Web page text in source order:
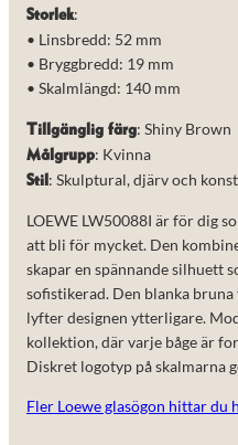
Storlek:
• Linsbredd: 52 mm
• Bryggbredd: 19 mm
• Skalmlängd: 140 mm
Tillgänglig färg: Shiny Brown
Målgrupp: Kvinna
Stil : Skulptural, djärv och
LOEWE LW50088I är för dig
att bli för mycket. Den
skapar en spännande silhuett
sofistikerad. Den blanka
lyfter designen ytterligare.
kollektion, där varje båge är
Diskret logotyp på skalmarna
Fler Loewe glasögon hittar du